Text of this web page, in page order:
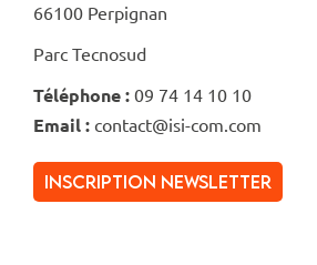
66100 Perpignan
Parc Tecnosud
Téléphone : 09 74 14 10 10
Email : contact@isi-com.com
inscription newsletter